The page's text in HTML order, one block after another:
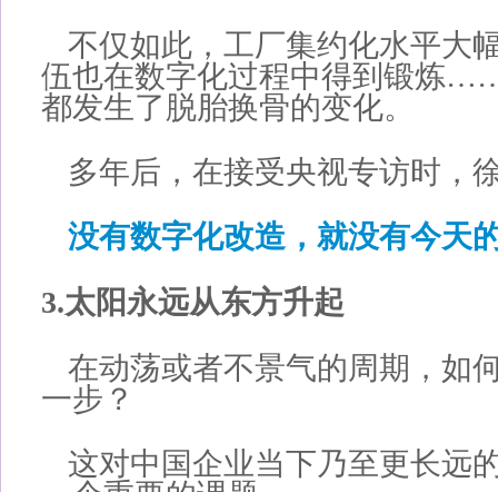
不仅如此，工厂集约化水平大
伍也在数字化过程中得到锻炼
都发生了脱胎换骨的变化。
多年后，在接受央视专访时，
没有数字化改造，就没有今天
3.太阳永远从东方升起
在动荡或者不景气的周期，如
一步？
这对中国企业当下乃至更长远